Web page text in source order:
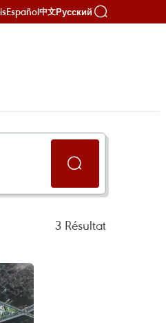
Español中文Русский
3 Résultat